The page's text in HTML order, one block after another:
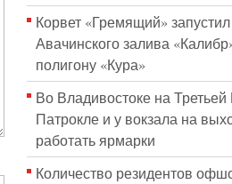
Корвет «Гремящий»
Авачинского залива
полигону «Кура»
Во Владивостоке на Третьей
Патрокле и у вокзала на
работать ярмарки
Количество резидентов